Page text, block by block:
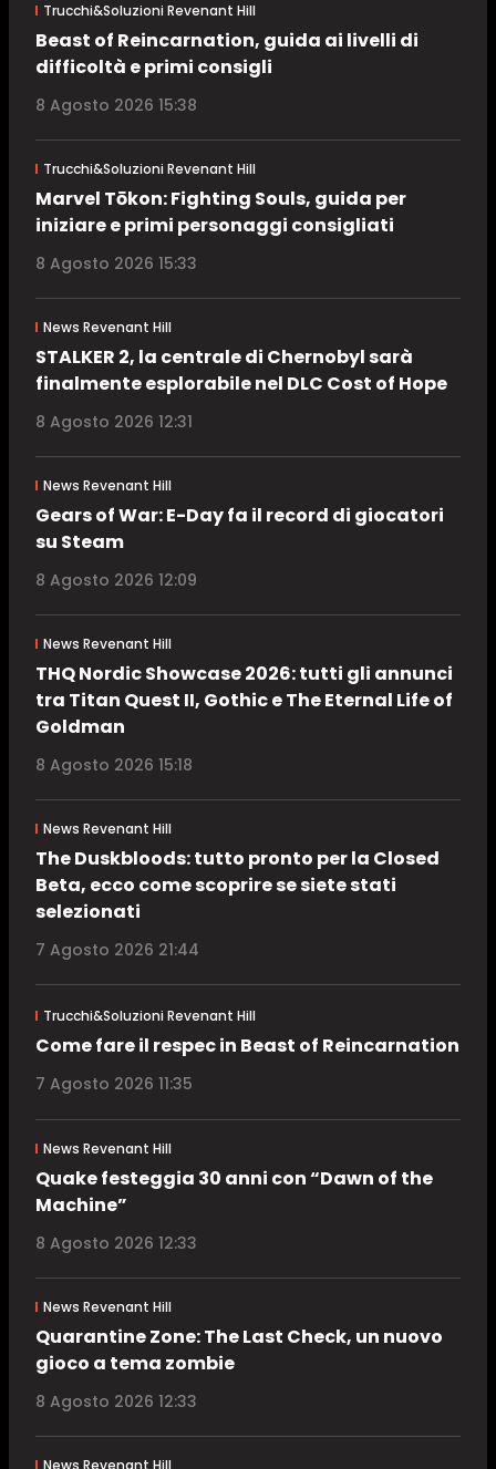
Trucchi&Soluzioni Revenant Hill
Beast of Reincarnation, guida ai livelli di
difficoltà e primi consigli
8 Agosto 2026 15:38
Trucchi&Soluzioni Revenant Hill
Marvel Tōkon: Fighting Souls, guida per
iniziare e primi personaggi consigliati
8 Agosto 2026 15:33
News Revenant Hill
STALKER 2, la centrale di Chernobyl sarà
finalmente esplorabile nel DLC Cost of Hope
8 Agosto 2026 12:31
News Revenant Hill
Gears of War: E-Day fa il record di giocatori
su Steam
8 Agosto 2026 12:09
News Revenant Hill
THQ Nordic Showcase 2026: tutti gli annunci
tra Titan Quest II, Gothic e The Eternal Life of
Goldman
8 Agosto 2026 15:18
News Revenant Hill
The Duskbloods: tutto pronto per la Closed
Beta, ecco come scoprire se siete stati
selezionati
7 Agosto 2026 21:44
Trucchi&Soluzioni Revenant Hill
Come fare il respec in Beast of Reincarnation
7 Agosto 2026 11:35
News Revenant Hill
Quake festeggia 30 anni con “Dawn of the
Machine”
8 Agosto 2026 12:33
News Revenant Hill
Quarantine Zone: The Last Check, un nuovo
gioco a tema zombie
8 Agosto 2026 12:33
News Revenant Hill